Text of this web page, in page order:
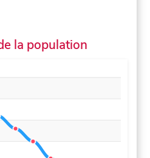
la population